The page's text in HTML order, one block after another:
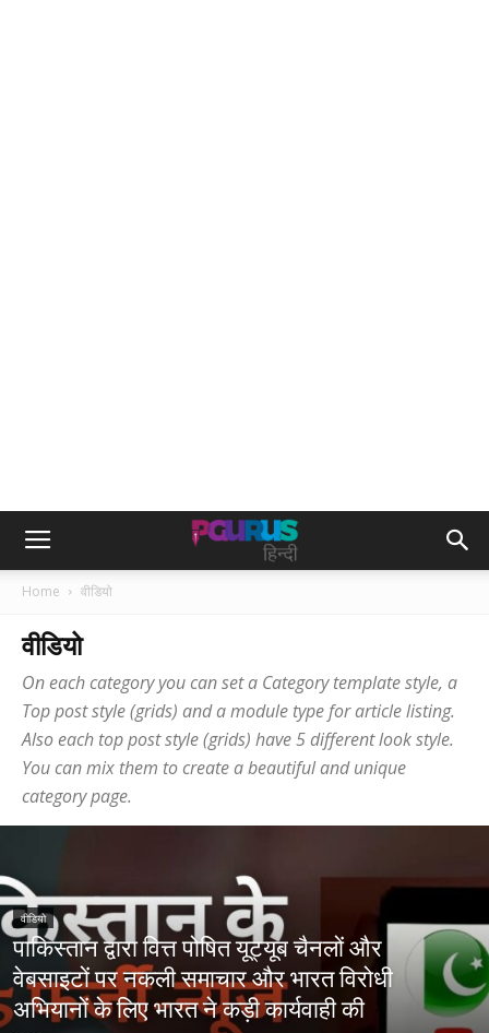
Home वीडियो
वीडियो
On each category you can set a Category template style, a
Top post style (grids) and a module type for article listing.
Also each top post style (grids) have 5 different look style.
You can mix them to create a beautiful and unique
category page.
वीडियो
पाकिस्तान द्वारा वित्त पोषित यूट्यूब चैनलों और
वेबसाइटों पर नकली समाचार और भारत विरोधी
अभियानों के लिए भारत ने कड़ी कार्यवाही की